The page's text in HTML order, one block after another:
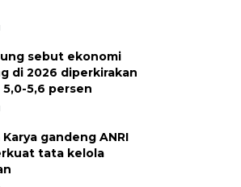
sebut ekonomi
di 2026 diperkirakan
5,6 persen
gandeng ANRI
tata kelola